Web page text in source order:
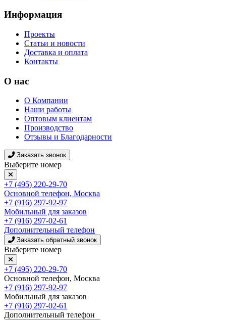
Информация
Проекты
Статьи и новости
Доставка и оплата
Контакты
О нас
О Компании
Наши работы
Оптовым клиентам
Производство
Отзывы и Благодарности
Заказать звонок
Выберите номер
+7 (495) 220-29-70
Основной телефон, Москва
+7 (916) 297-92-97
Мобильный для заказов
+7 (916) 297-02-61
Дополнительный телефон
Заказать обратный звонок
Выберите номер
+7 (495) 220-29-70
Основной телефон, Москва
+7 (916) 297-92-97
Мобильный для заказов
+7 (916) 297-02-61
Дополнительный телефон